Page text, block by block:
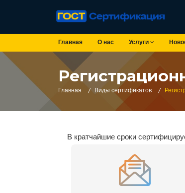
Главная О нас Услуги
Главная / Виды сертификатов /
В кратчайшие сроки